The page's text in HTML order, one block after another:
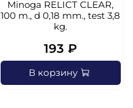
Minoga RELICT CLEAR,
100 m., d 0,18 mm., test 3,8
kg.
193 ₽
В корзину